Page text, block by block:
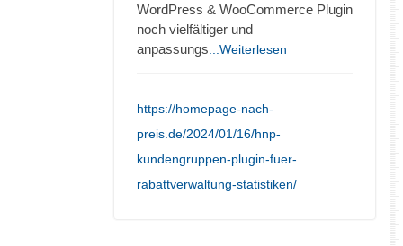
WordPress & WooCommerce Plugin
noch vielfältiger und
anpassungs ...Weiterlesen
https://homepage-nach-
preis.de/2024/01/16/hnp-
kundengruppen-plugin-fuer-
rabattverwaltung-statistiken/